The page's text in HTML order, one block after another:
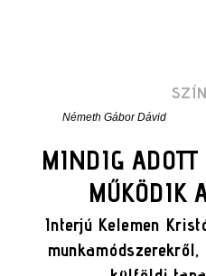
Németh Gábor Dávid
MINDIG ADOTT
MŰKÖDIK
Interjú Kelemen